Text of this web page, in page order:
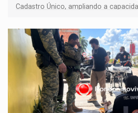
Cadastro Único, ampliando a